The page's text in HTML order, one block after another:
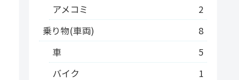
アメコミ
2
乗り物(車両)
8
車
5
バイク
1